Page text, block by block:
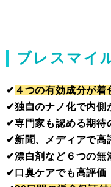
ブレスマイ
✔︎ ４つの有効成分が着
✔︎独自のナノ化で内側
✔︎専門家も認める期待
✔︎新聞、メディアで高
✔︎漂白剤など６つの無
✔︎口臭ケアでも高評価